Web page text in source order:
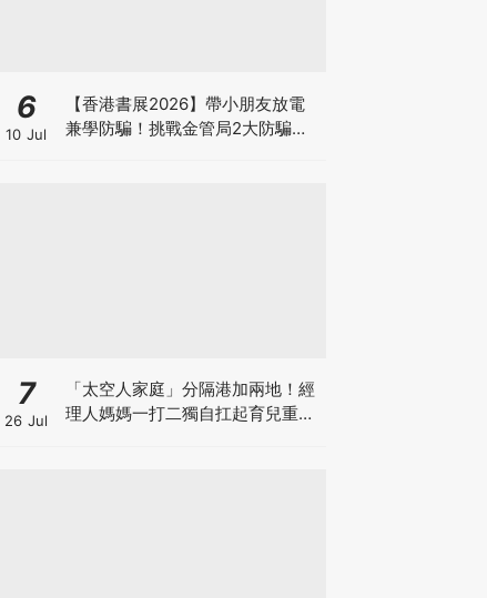
6
10 Jul
【香港書展2026】帶小朋友放電
兼學防騙！挑戰金管局2大防騙遊
7
26 Jul
「太空人家庭」分隔港加兩地！經
理人媽媽一打二獨自扛起育兒重